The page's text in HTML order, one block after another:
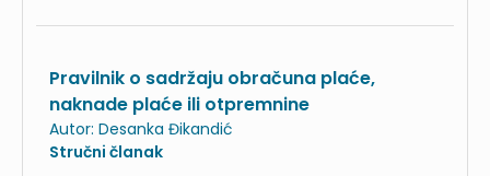
Pravilnik o sadržaju obračuna plaće,
naknade plaće ili otpremnine
Autor: Desanka Đikandić
Stručni članak